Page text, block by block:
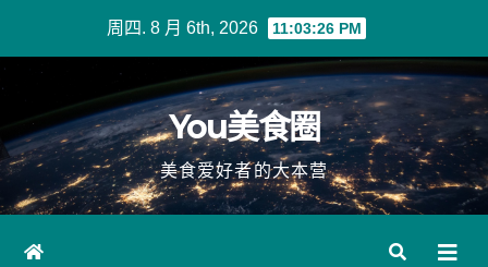
周四. 8 月 6th, 2026 11:03:27 PM
You美食圈
美食爱好者的大本营